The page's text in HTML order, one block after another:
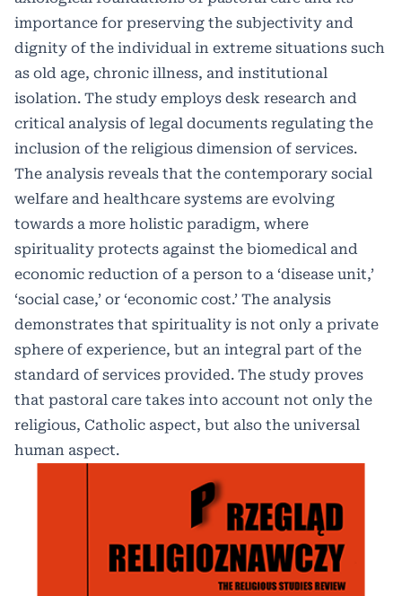
importance for preserving the subjectivity and
dignity of the individual in extreme situations such
as old age, chronic illness, and institutional
isolation. The study employs desk research and
critical analysis of legal documents regulating the
inclusion of the religious dimension of services.
The analysis reveals that the contemporary social
welfare and healthcare systems are evolving
towards a more holistic paradigm, where
spirituality protects against the biomedical and
economic reduction of a person to a ‘disease unit,’
‘social case,’ or ‘economic cost.’ The analysis
demonstrates that spirituality is not only a private
sphere of experience, but an integral part of the
standard of services provided. The study proves
that pastoral care takes into account not only the
religious, Catholic aspect, but also the universal
human aspect.